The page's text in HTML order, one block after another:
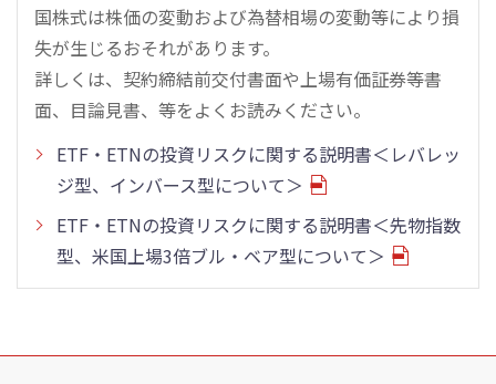
国株式は株価の変動および為替相場の変動等により損
失が生じるおそれがあります。
詳しくは、契約締結前交付書面や上場有価証券等書
面、目論見書、等をよくお読みください。
ETF・ETNの投資リスクに関する説明書＜レバレッ
ジ型、インバース型について＞
ETF・ETNの投資リスクに関する説明書＜先物指数
型、米国上場3倍ブル・ベア型について＞
こ